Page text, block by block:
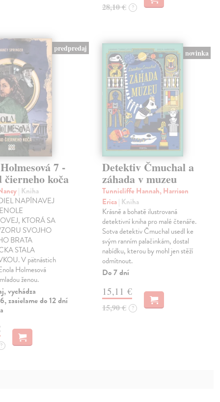
28,10 € ?
predpredaj
7 -
čierneho koča
| Kniha
NAPÍNAVEJ
KTORÁ SA
SVOJHO
BRATA
STALA
V pätnástich
Holmesová
ženou.
vychádza
zasielame do 12 dní
?
novinka
Detektiv Čmuchal a
záhada v muzeu
Tunnicliffe Hannah, Harrison
Erica| Kniha
Krásně a bohatě ilustrovaná
detektivní kniha pro malé čtenáře.
Sotva detektiv Čmuchal usedl ke
svým ranním palačinkám, dostal
nabídku, kterou by mohl jen stěží
odmítnout.
Do 7 dní
15,11 €
15,90 € ?